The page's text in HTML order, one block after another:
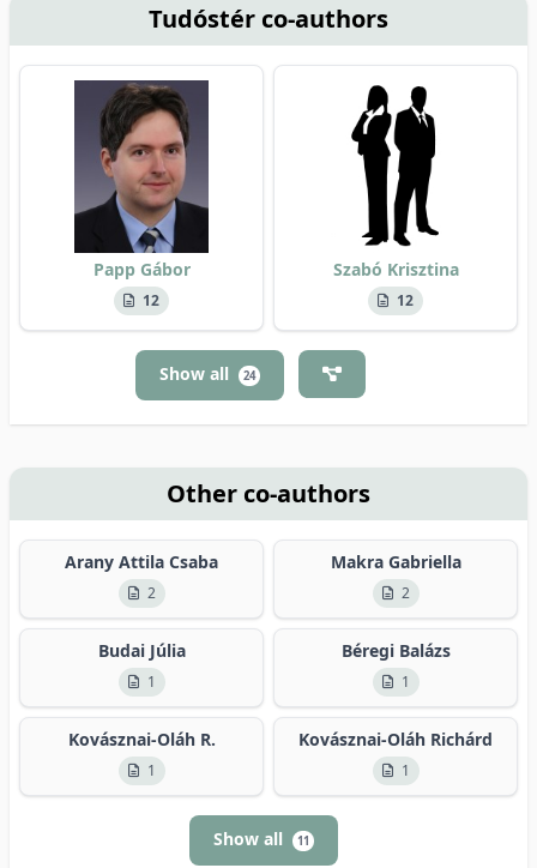
Tudóstér co-authors
Papp Gábor
12
Szabó Krisztina
12
Show all 24
Other co-authors
Arany Attila Csaba
2
Makra Gabriella
2
Budai Júlia
1
Béregi Balázs
1
Kovásznai-Oláh R.
1
Kovásznai-Oláh Richárd
1
Show all 11